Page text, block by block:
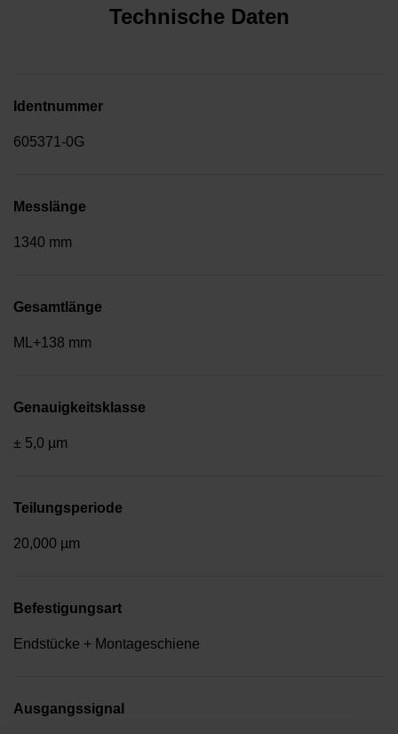
Technische Daten
Identnummer
605371-0G
Messlänge
1340 mm
Gesamtlänge
ML+138 mm
Genauigkeitsklasse
± 5,0 µm
Teilungsperiode
20,000 µm
Befestigungsart
Endstücke + Montageschiene
Ausgangssignal